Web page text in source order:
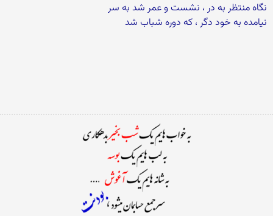
نگاه منتظر به در ، نشست و عمر شد به سر
نیامده به خود دگر ، که دوره شباب شد